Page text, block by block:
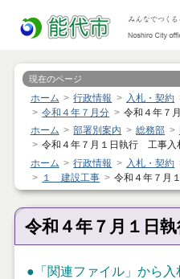
現在のページ
ホーム 行政情報 入札・契約
令和４年７月分
令和４年７
ホーム
部署別案内 総務部
令和４年７月１日執行 工事入
ホーム
行政情報 入札・契約
１ 建設工事
令和４年７月
令和４年７月１日
●「関連ファイル」から